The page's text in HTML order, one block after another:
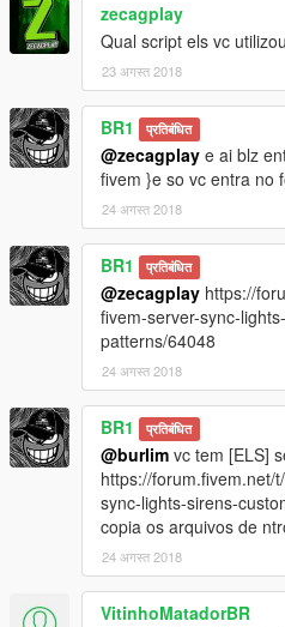
zecagplay
Qual script els vc
23 अगस्त 2018
BR1 प्रतिबंधित
@zecagplay e ai blz
fivem }e so vc entra no
24 अगस्त 2018
BR1 प्रतिबंधित
@zecagplay https://
fivem-server-sync-
patterns/64048
24 अगस्त 2018
BR1 प्रतिबंधित
@burlim vc tem [ELS]
https://forum.fivem.net/
sync-lights-sirens-
copia os arquivos de
24 अगस्त 2018
VitinhoMatadorBR